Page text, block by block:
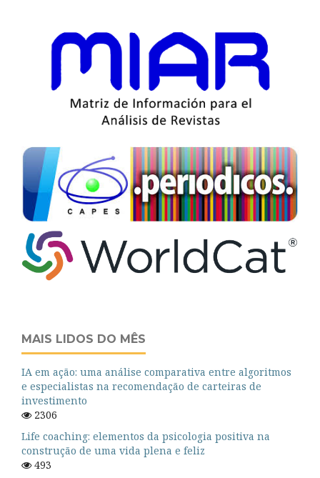
MAIS LIDOS DO MÊS
IA em ação: uma análise comparativa entre algoritmos
e especialistas na recomendação de carteiras de
investimento
2306
Life coaching: elementos da psicologia positiva na
construção de uma vida plena e feliz
493